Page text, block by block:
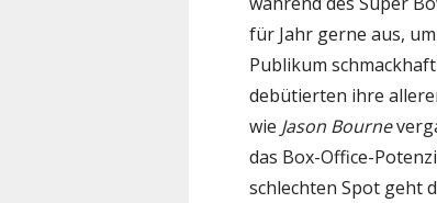
für Jahr gerne aus,
Publikum
debütierten ihre
wie Jason Bourne
das Box-Office-
schlechten Spot geht